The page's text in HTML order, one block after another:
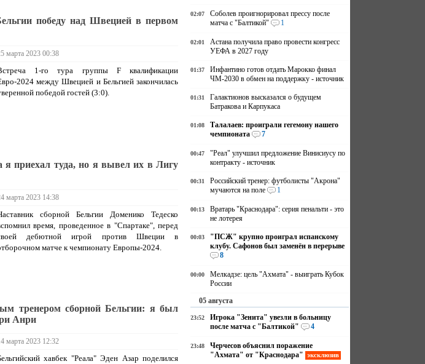
победу над Швецией в первом
марта 2023 00:38
1-го тура группы F квалификации
2024 между Швецией и Бельгией закончилась
победой гостей (3:0).
приехал туда, но я вывел их в Лигу
марта 2023 14:38
сборной Бельгии Доменико Тедеско
время, проведенное в "Спартаке", перед
дебютной игрой против Швеции в
матче к чемпионату Европы-2024.
тренером сборной Бельгии: я был
Анри
марта 2023 12:32
хавбек "Реала" Эден Азар поделился
02:07
Соболев проигнорировал прессу после
матча с "Балтикой"
1
02:01
Астана получила право провести конгресс
УЕФА в 2027 году
01:37
Инфантино готов отдать Марокко финал
ЧМ-2030 в обмен на поддержку - источник
01:31
Галактионов высказался о будущем
Батракова и Карпукаса
01:08
Талалаев: проиграли гегемону нашего
чемпионата
7
00:47
"Реал" улучшил предложение Винисиусу по
контракту - источник
00:31
Российский тренер: футболисты "Акрона"
мучаются на поле
1
00:13
Вратарь "Краснодара": серия пенальти - это
не лотерея
00:03
"ПСЖ" крупно проиграл испанскому
клубу. Сафонов был заменён в перерыве
8
00:00
Мелкадзе: цель "Ахмата" - выиграть Кубок
России
05 августа
23:52
Игрока "Зенита" увезли в больницу
после матча с "Балтикой"
4
23:48
Черчесов объяснил поражение
"Ахмата" от "Краснодара"
эксклюзив